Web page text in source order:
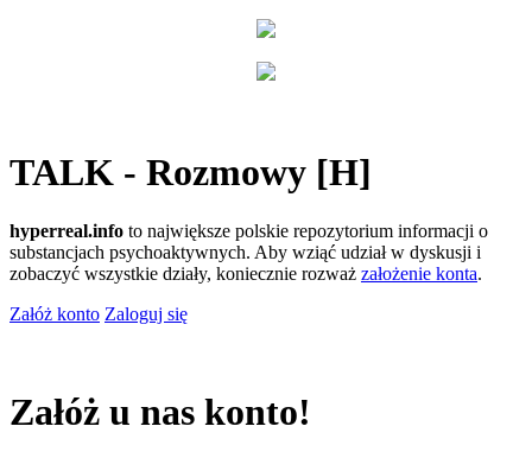
TALK - Rozmowy [H]
hyperreal.info to największe polskie repozytorium informacji o
substancjach psychoaktywnych. Aby wziąć udział w dyskusji i
zobaczyć wszystkie działy, koniecznie rozważ założenie konta.
Załóż konto Zaloguj się
Załóż u nas konto!